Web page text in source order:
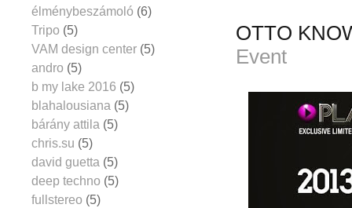
OTTO
Event
élménybeszámoló (6)
Tripo (5)
VAM design center (5)
andro (5)
b my lake 2016 (5)
blahalousiana (5)
bárány attila (5)
chris.su (5)
david guetta (5)
deep techno (5)
fullstereo (5)